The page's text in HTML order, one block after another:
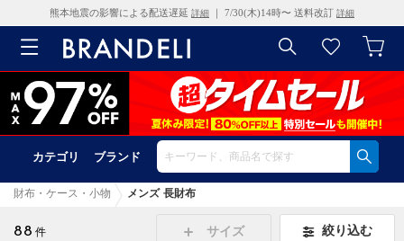
熊本地震の影響による配送遅延 詳細 ｜ 7/30(木)14時〜 送料改訂 詳細
カテゴリ ブランド
財布・ケース・小物 メンズ 長財布
88 件 サイズ 絞り込む